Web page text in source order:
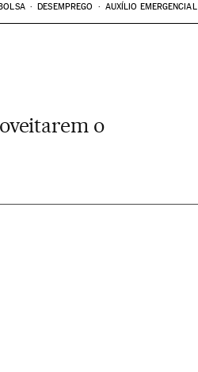
DESEMPREGO AUXÍLIO EMERGENCIAL
o